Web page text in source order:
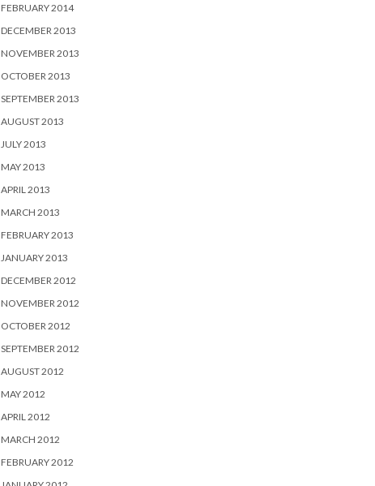
FEBRUARY 2014
DECEMBER 2013
NOVEMBER 2013
OCTOBER 2013
SEPTEMBER 2013
AUGUST 2013
JULY 2013
MAY 2013
APRIL 2013
MARCH 2013
FEBRUARY 2013
JANUARY 2013
DECEMBER 2012
NOVEMBER 2012
OCTOBER 2012
SEPTEMBER 2012
AUGUST 2012
MAY 2012
APRIL 2012
MARCH 2012
FEBRUARY 2012